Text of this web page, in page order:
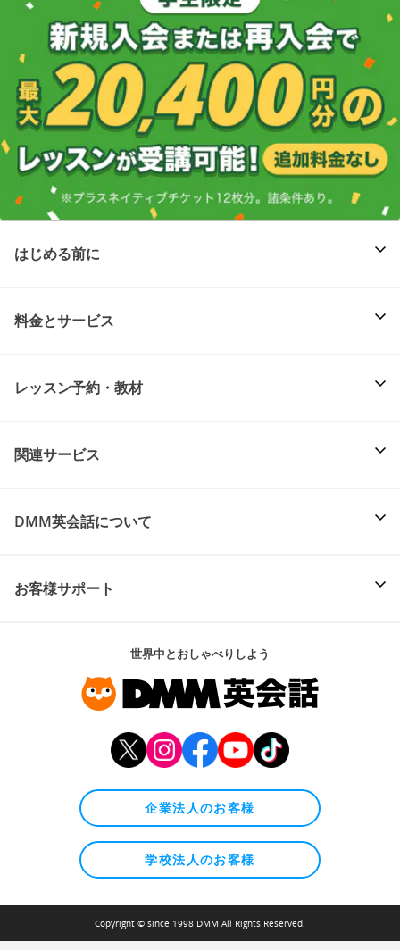
はじめる前に
料金とサービス
レッスン予約・教材
関連サービス
DMM英会話について
お客様サポート
世界中とおしゃべりしよう
企業法人のお客様
学校法人のお客様
Copyright © since 1998 DMM All Rights Reserved.